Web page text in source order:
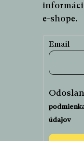
e-shope.
Email
údajov